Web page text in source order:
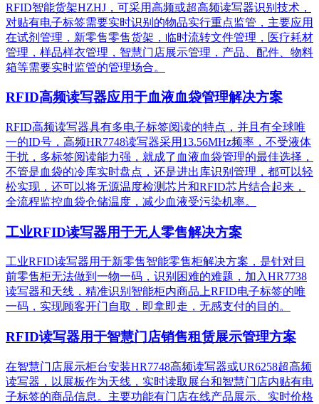
RFID智能货架HZHJ，可采用高频或超高频读写器识别技术，
对贴有电子标签需要实时识别的物品实行重点监管，主要应用
在试剂管理，新零售零售货架，临时流转文件管理，医疗耗材
管理，样品样衣管理，智慧门店展示管理，产品、配件、物料
箱等需要实时监管的管理场合。
RFID高频读写器应用于血液血袋管理解决方案
RFID高频读写器具有多电子标签阅读的特点，并且有全球唯
一的ID号，高频HR7748读写器采用13.56MHz频率，不受液体
干扰，多标签阅读能力强，就成了血液血袋管理的最佳选择，
不管是血袋的冷库实时盘点，还是进出库识别管理，都可以轻
松实现，还可以将无源温度检测芯片和RFID芯片结合起来，
全流程监控血袋仓储温度，减少血液受污染机率。
工业RFID读写器用于无人零售解决方案
工业RFID读写器用于新零售智能零售柜解决方案，是针对目
前零售柜无法做到一物一码，识别困难的难题，加入HR7738
读写器和天线，精准识别​智能柜内商品上RFID电子标签的唯
一码，实现顾客开门自取，即拿即走，无感支付的目的。
RFID读写器用于智慧门店销售租赁展示管理方案
在智慧门店展示柜台安装HR7748高频读写器或UR6258超高频
读写器，以展板作为天线，实时读取展台和智慧门店内贴有电
子标签的商品信息。主要功能有门店在线产品展示、实时价格